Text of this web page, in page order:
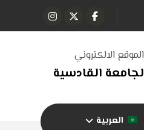
الموقع الالكتروني
لجامعة القادسية
العربية